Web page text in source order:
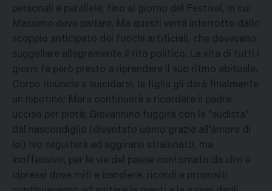
personali e parallele, fino al giorno del Festival, in cui
Massimo deve parlare. Ma questi verrà interrotto dallo
scoppio anticipato dei fuochi artificiali, che dovevano
suggellare allegramente il rito politico. La vita di tutti i
giorni fa però presto a riprendere il suo ritmo abituale.
Corpo rinuncia a suicidarsi, la figlia gli darà finalmente
un nipotino; Mara continuerà a ricordare il padre
ucciso per pietà; Giovannino fuggirà con la "sudista"
dal nascondiglio (diventato uomo grazie all'amore di
lei) Ivo seguiterà ad aggirarsi stralunato, ma
inoffensivo, per le vie del paese contornato da ulivi e
cipressi dove miti e bandiere, ricordi e propositi